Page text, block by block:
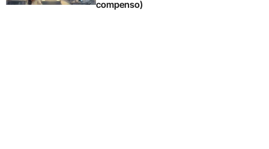
compenso)